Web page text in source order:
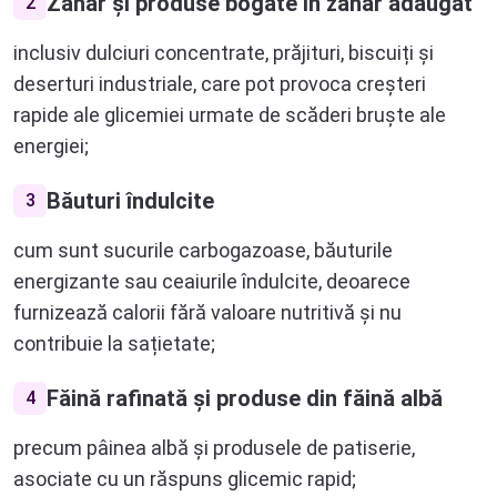
inclusiv dulciuri concentrate, prăjituri, biscuiți și
deserturi industriale, care pot provoca creșteri
rapide ale glicemiei urmate de scăderi bruște ale
energiei;
3 Băuturi îndulcite
cum sunt sucurile carbogazoase, băuturile
energizante sau ceaiurile îndulcite, deoarece
furnizează calorii fără valoare nutritivă și nu
contribuie la sațietate;
4 Făină rafinată și produse din făină albă
precum pâinea albă și produsele de patiserie,
asociate cu un răspuns glicemic rapid;